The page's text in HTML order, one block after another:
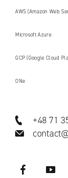
AWS (Amazon Web
Microsoft Azure
GCP (Google Cloud
ONe
+48 71
Facebook